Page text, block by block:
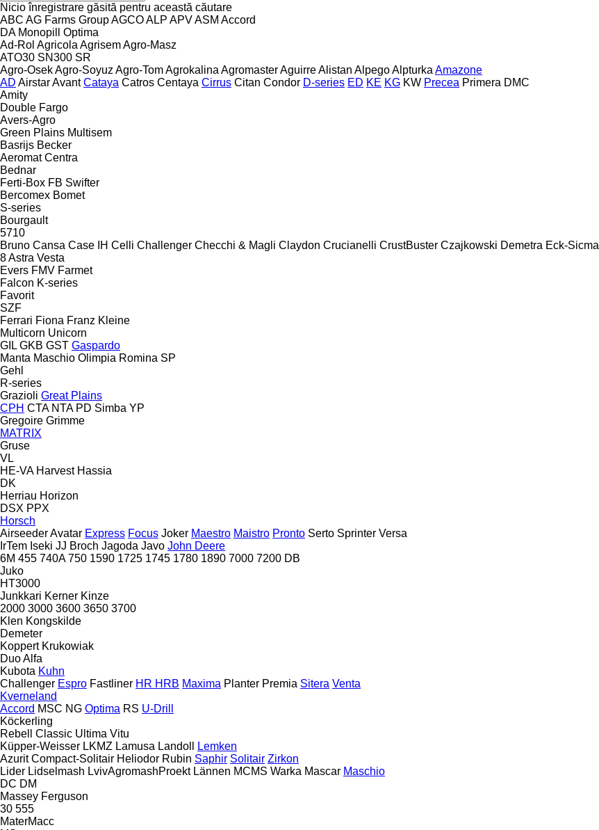
Nicio înregistrare găsită pentru această căutare
ABC AG Farms GroupAGCOALP APVASM Accord
DA Monopill
Optima
Ad-Rol Agricola AgrisemAgro-Masz
ATO30 SN300 SR
Agro-OsekAgro-Soyuz Agro-TomAgrokalina AgromasterAguirreAlistan AlpegoAlpturka Amazone
AD AirstarAvant Cataya Catros Centaya Cirrus Citan Condor D-series ED KE KG KW Precea Primera DMC
Amity
Double Fargo
Avers-Agro
Green Plains Multisem
Basrijs Becker
Aeromat Centra
Bednar
Ferti-Box FB Swifter
Bercomex Bomet
S-series
Bourgault
5710
Bruno Cansa Case IH Celli Challenger Checchi & Magli Claydon Crucianelli CrustBuster Czajkowski Demetra Eck-Sicma
8Astra Vesta
Evers FMV Farmet
Falcon K-series
Favorit
SZF
Ferrari Fiona Franz Kleine
Multicorn Unicorn
GIL GKB GST Gaspardo
Manta Maschio Olimpia Romina SP
Gehl
R-series
Grazioli Great Plains
CPH CTA NTA PD Simba YP
Gregoire Grimme
MATRIX
Gruse
VL
HE-VA Harvest Hassia
DK
Herriau Horizon
DSX PPX
Horsch
AirseederAvatar Express Focus Joker Maestro Maistro Pronto Serto Sprinter Versa
IrTem Iseki JJ Broch Jagoda Javo John Deere
6M 455 740A 750 1590 1725 1745 1780 1890 7000 7200 DB
Juko
HT3000
Junkkari Kerner Kinze
2000 3000 3600 3650 3700
Klen Kongskilde
Demeter
Koppert Krukowiak
Duo Alfa
Kubota Kuhn
Challenger Espro Fastliner HR HRB Maxima Planter Premia Sitera Venta
Kverneland
Accord MSC NG Optima RS U-Drill
Köckerling
Rebell Classic Ultima Vitu
Küpper-Weisser LKMZ Lamusa Landoll
Lemken
Azurit Compact-Solitair Heliodor Rubin Saphir Solitair Zirkon
Lider Lidselmash LvivAgromashProekt Lännen MCMS Warka Mascar Maschio
DC DM
Massey Ferguson
30 555
MaterMacc